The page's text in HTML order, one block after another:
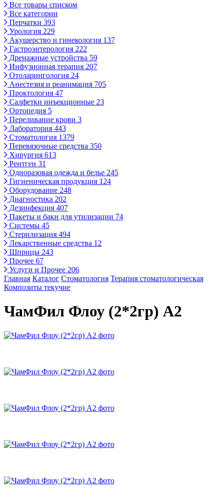
Все товары списком
Все категории
Перчатки 393
Урология 229
Акушерство и гинекология 137
Гастроэнтерология 222
Дренажные устройства 59
Инфузионная терапия 207
Отоларингология 24
Анестезия и реанимация 705
Проктология 47
Салфетки инъекционные 23
Ортопедия 5
Переливание крови 3
Лаборатория 443
Стоматология 1379
Перевязочные средства 350
Хирургия 613
Рентген 31
Одноразовая одежда и белье 245
Гигиеническая продукция 124
Оборудование 248
Диагностика 202
Дезинфекция 407
Пакеты и баки для утилизации 74
Системы 45
Стерилизация 494
Лекарственные средства 12
Шприцы 243
Прочее 67
Услуги и Прочее 206
Главная Каталог Стоматология Терапия стоматологическая
Композиты текучие
ЧамФил Флоу (2*2гр) А2